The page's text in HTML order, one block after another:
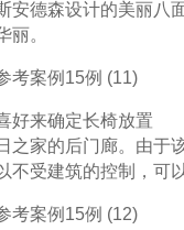
安德森设计的美丽八
丽。
好来确定长椅放置
之家的后门廊。由于
不受建筑的控制，可